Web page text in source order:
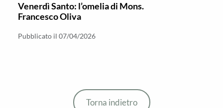
Venerdì Santo: l’omelia di Mons.
Francesco Oliva
Pubblicato il 07/04/2026
Torna indietro